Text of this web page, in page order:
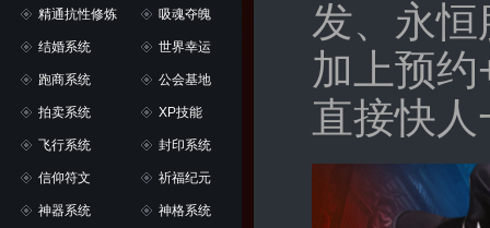
精通抗性修炼
结婚系统
跑商系统
拍卖系统
飞行系统
信仰符文
神器系统
吸魂夺魄
世界幸运
公会基地
XP技能
封印系统
祈福纪元
神格系统
发、永
加上预
直接快